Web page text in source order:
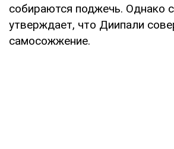
собираются поджечь. Однако
утверждает, что Диипали
самосожжение.